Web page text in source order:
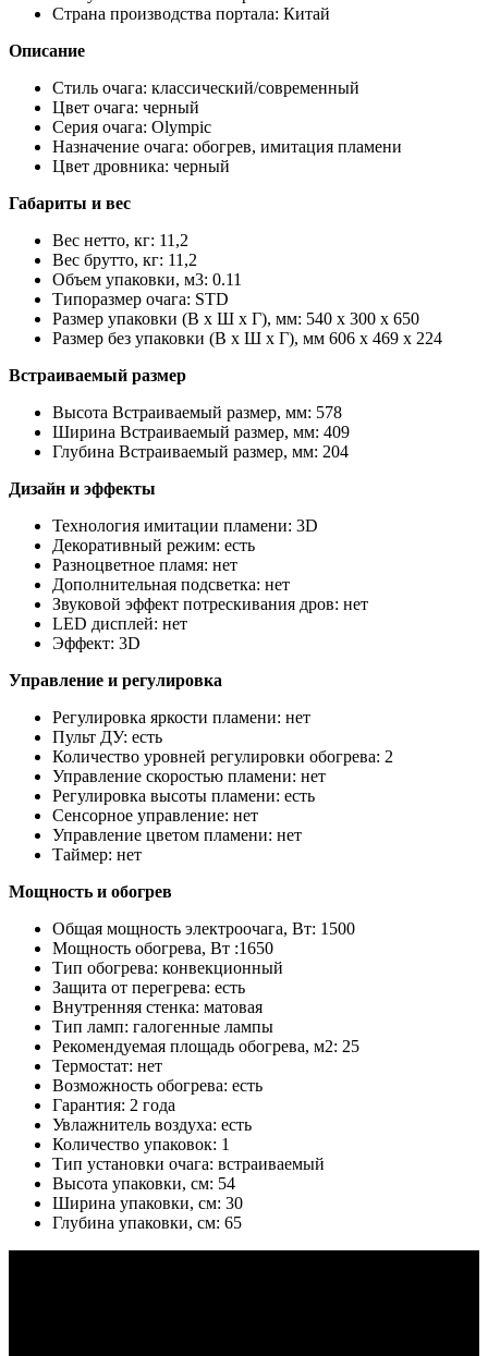
Страна производства портала: Китай
Описание
Стиль очага: классический/современный
Цвет очага: черный
Серия очага: Olympic
Назначение очага: обогрев, имитация пламени
Цвет дровника: черный
Габариты и вес
Вес нетто, кг: 11,2
Вес брутто, кг: 11,2
Объем упаковки, м3: 0.11
Типоразмер очага: STD
Размер упаковки (В x Ш x Г), мм: 540 x 300 x 650
Размер без упаковки (В x Ш x Г), мм 606 x 469 x 224
Встраиваемый размер
Высота Встраиваемый размер, мм: 578
Ширина Встраиваемый размер, мм: 409
Глубина Встраиваемый размер, мм: 204
Дизайн и эффекты
Технология имитации пламени: 3D
Декоративный режим: есть
Разноцветное пламя: нет
Дополнительная подсветка: нет
Звуковой эффект потрескивания дров: нет
LED дисплей: нет
Эффект: 3D
Управление и регулировка
Регулировка яркости пламени: нет
Пульт ДУ: есть
Количество уровней регулировки обогрева: 2
Управление скоростью пламени: нет
Регулировка высоты пламени: есть
Сенсорное управление: нет
Управление цветом пламени: нет
Таймер: нет
Мощность и обогрев
Общая мощность электроочага, Вт: 1500
Мощность обогрева, Вт :1650
Тип обогрева: конвекционный
Защита от перегрева: есть
Внутренняя стенка: матовая
Тип ламп: галогенные лампы
Рекомендуемая площадь обогрева, м2: 25
Термостат: нет
Возможность обогрева: есть
Гарантия: 2 года
Увлажнитель воздуха: есть
Количество упаковок: 1
Тип установки очага: встраиваемый
Высота упаковки, см: 54
Ширина упаковки, см: 30
Глубина упаковки, см: 65